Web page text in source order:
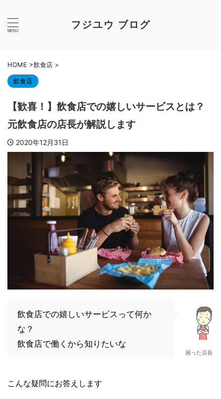
フジユウ ブログ
HOME >飲食店 >
飲食店
【歓喜！】飲食店での嬉しいサービスとは？
元飲食店の店長が解説します
2020年12月31日
飲食店での嬉しいサービスって何か
な？
飲食店で働くから知りたいな
困った店長
こんな疑問にお答えします